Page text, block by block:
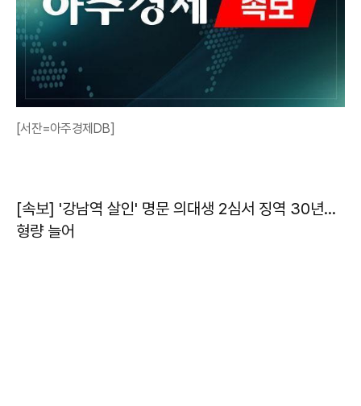
[서잔=아주경제DB]
[속보] '강남역 살인' 명문 의대생 2심서 징역 30년…
형량 늘어